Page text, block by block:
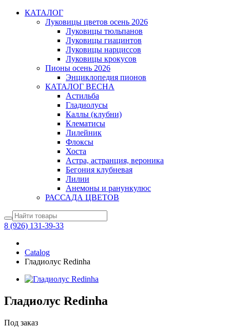
КАТАЛОГ
Луковицы цветов осень 2026
Луковицы тюльпанов
Луковицы гиацинтов
Луковицы нарциссов
Луковицы крокусов
Пионы осень 2026
Энциклопедия пионов
КАТАЛОГ ВЕСНА
Астильба
Гладиолусы
Каллы (клубни)
Клематисы
Лилейник
Флоксы
Хоста
Астра, астранция, вероника
Бегония клубневая
Лилии
Анемоны и ранункулюс
РАССАДА ЦВЕТОВ
8 (926) 131-39-33
Catalog
Гладиолус Redinha
Гладиолус Redinha
Под заказ